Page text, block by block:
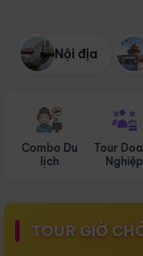
Nội địa
Combo Du
lịch
Tour
Nghiệp
TOUR GIỜ